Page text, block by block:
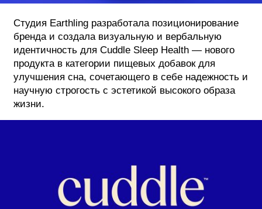
Студия Earthling разработала позиционирование
бренда и создала визуальную и вербальную
идентичность для Cuddle Sleep Health — нового
продукта в категории пищевых добавок для
улучшения сна, сочетающего в себе надежность и
научную строгость с эстетикой высокого образа
жизни.
РЕКЛАМА
КОНТАКТЫ